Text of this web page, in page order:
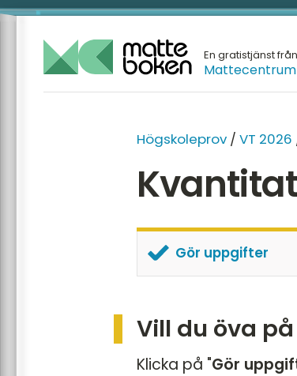
En gratistjänst från
Mattecentrum
Högskoleprov / VT 2026
Gör uppgifter
PP5 - KVA - uppgift 14
PP5 - KVA - uppgift 15
PP5 - KVA - uppgift 16
Vill du öva
Klicka på "Gör